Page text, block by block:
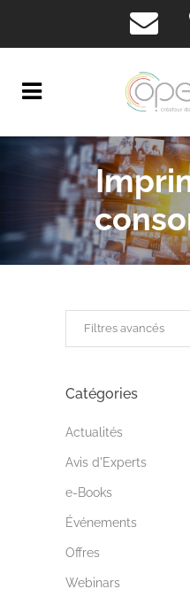
Filtres avancés
Catégories
Actualités
Avis d'Experts
e-Books
Événements
Offres
Webinars